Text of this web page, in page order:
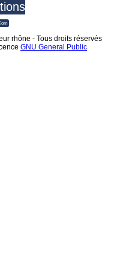
rhône - Tous droits réservés
GNU General Public